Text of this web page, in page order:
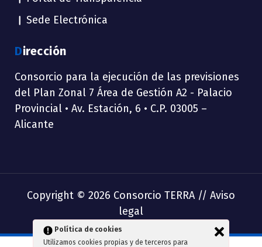
Sede Electrónica
Dirección
Consorcio para la ejecución de las previsiones
del Plan Zonal 7 Área de Gestión A2 - Palacio
Provincial • Av. Estación, 6 • C.P. 03005 –
Alicante
Copyright © 2026 Consorcio TERRA // Aviso
legal
Política de cookies
Utilizamos cookies propias y de terceros para